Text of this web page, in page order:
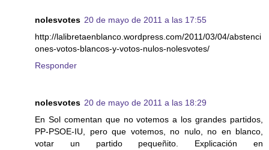
nolesvotes 20 de mayo de 2011 a las 17:55
http://lalibretaenblanco.wordpress.com/2011/03/04/abstenci
ones-votos-blancos-y-votos-nulos-nolesvotes/
Responder
nolesvotes 20 de mayo de 2011 a las 18:29
En Sol comentan que no votemos a los grandes partidos,
PP-PSOE-IU, pero que votemos, no nulo, no en blanco,
votar un partido pequeñito. Explicación en